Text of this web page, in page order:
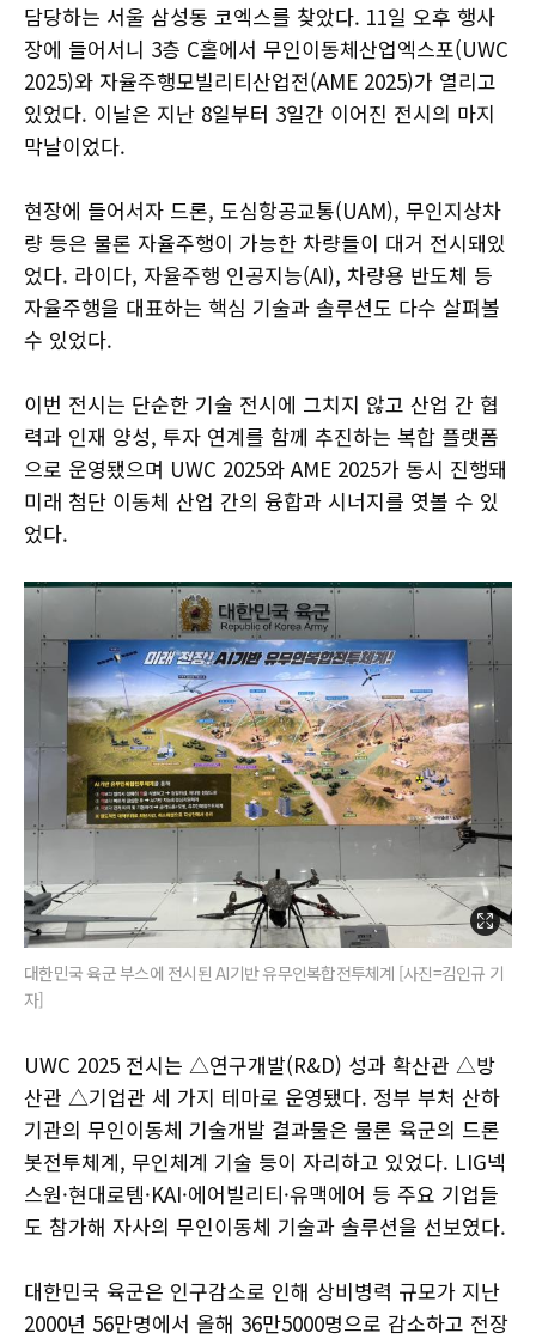
담당하는 서울 삼성동 코엑스를 찾았다. 11일 오후 행사
장에 들어서니 3층 C홀에서 무인이동체산업엑스포(UWC
2025)와 자율주행모빌리티산업전(AME 2025)가 열리고
있었다. 이날은 지난 8일부터 3일간 이어진 전시의 마지
막날이었다.
현장에 들어서자 드론, 도심항공교통(UAM), 무인지상차
량 등은 물론 자율주행이 가능한 차량들이 대거 전시돼있
었다. 라이다, 자율주행 인공지능(AI), 차량용 반도체 등
자율주행을 대표하는 핵심 기술과 솔루션도 다수 살펴볼
수 있었다.
이번 전시는 단순한 기술 전시에 그치지 않고 산업 간 협
력과 인재 양성, 투자 연계를 함께 추진하는 복합 플랫폼
으로 운영됐으며 UWC 2025와 AME 2025가 동시 진행돼
미래 첨단 이동체 산업 간의 융합과 시너지를 엿볼 수 있
었다.
대한민국 육군 부스에 전시된 AI기반 유무인복합전투체계 [사진=김인규 기
자]
UWC 2025 전시는 △연구개발(R&D) 성과 확산관 △방
산관 △기업관 세 가지 테마로 운영됐다. 정부 부처 산하
기관의 무인이동체 기술개발 결과물은 물론 육군의 드론
봇전투체계, 무인체계 기술 등이 자리하고 있었다. LIG넥
스원·현대로템·KAI·에어빌리티·유맥에어 등 주요 기업들
도 참가해 자사의 무인이동체 기술과 솔루션을 선보였다.
대한민국 육군은 인구감소로 인해 상비병력 규모가 지난
2000년 56만명에서 올해 36만5000명으로 감소하고 전장